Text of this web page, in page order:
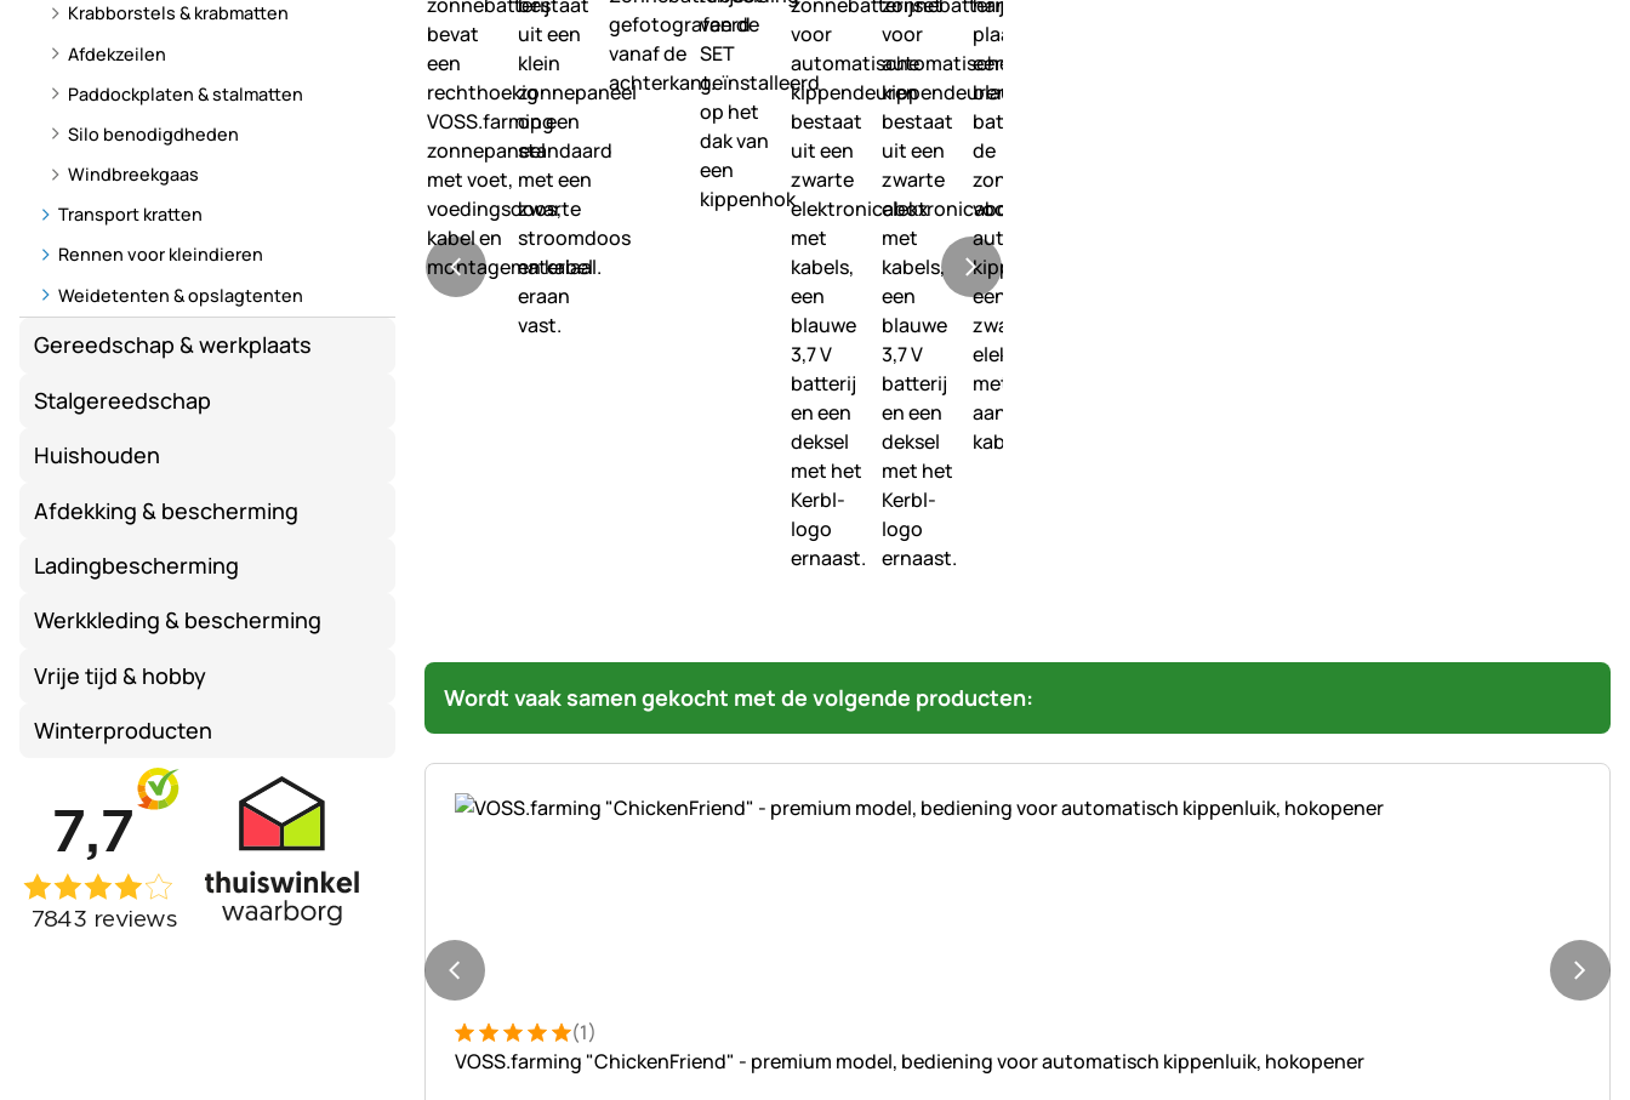
Krabborstels & krabmatten
Afdekzeilen
Paddockplaten & stalmatten
Silo benodigdheden
Windbreekgaas
Transport kratten
Rennen voor kleindieren
Weidetenten & opslagtenten
Gereedschap & werkplaats
Stalgereedschap
Huishouden
Afdekking & bescherming
Ladingbescherming
Werkkleding & bescherming
Vrije tijd & hobby
Winterproducten
Wordt vaak samen gekocht met de volgende producten:
Beoordeling: 5 van 5 (1 beoordelingen)
1 Bewertung (1)
VOSS.farming "ChickenFriend" - premium model, bediening voor automatisch kippenluik, hokopener